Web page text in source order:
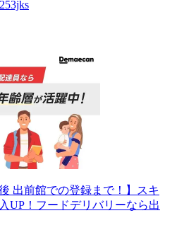
出前館での登録まで！】スキ
UP！フードデリバリーなら出